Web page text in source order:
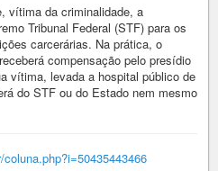
vítima da criminalidade, a
Tribunal Federal (STF) para os
carcerárias. Na prática, o
compensação pelo presídio
vítima, levada a hospital público de
do STF ou do Estado nem mesmo